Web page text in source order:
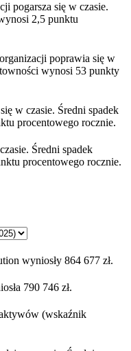
pogarsza się w czasie.
2,5 punktu
poprawia się w
wynosi 53 punkty
w czasie. Średni spadek
procentowego rocznie.
Średni spadek
procentowego rocznie.
wyniosły 864 677 zł.
790 746 zł.
(wskaźnik